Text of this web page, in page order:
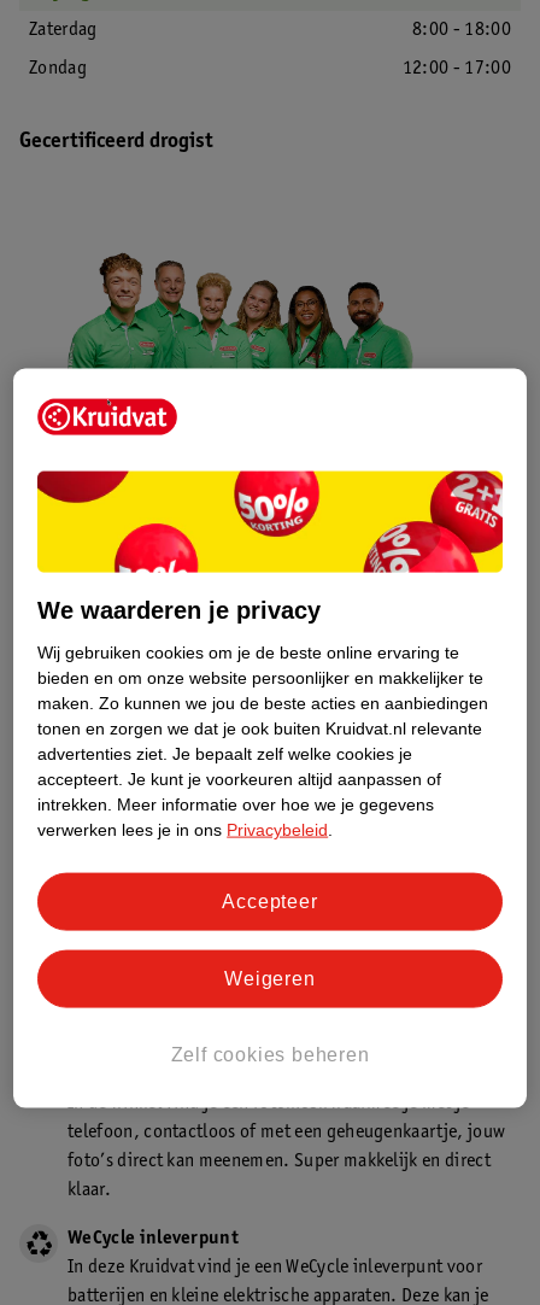
Zaterdag
8:00 - 18:00
Zondag
12:00 - 17:00
Gecertificeerd drogist
Kruidvat is een erkend specialist in
zelfzorg, ook online. Wat je
gezondheidsvraag ook is, stel hem aan
Stel je gezondheidsvraag
Ook in deze winkel
Kruidvat.nl ophaalpunt
Laat je bestelling snel en gemakkelijk bezorgen in de
Kruidvat is een gecertificeerd drogist. Dit betekent dat je
In de winkel vind je een fotokiosk waarmee je met je
telefoon, contactloos of met een geheugenkaartje, jouw
foto’s direct kan meenemen. Super makkelijk en direct
klaar.
WeCycle inleverpunt
In deze Kruidvat vind je een WeCycle inleverpunt voor
batterijen en kleine elektrische apparaten. Deze kan je
We waarderen je privacy
Wij gebruiken cookies om je de beste online ervaring te
bieden en om onze website persoonlijker en makkelijker te
maken. Zo kunnen we jou de beste acties en aanbiedingen
tonen en zorgen we dat je ook buiten Kruidvat.nl relevante
advertenties ziet. Je bepaalt zelf welke cookies je
accepteert. Je kunt je voorkeuren altijd aanpassen of
intrekken.
Meer informatie over hoe we je gegevens
verwerken lees je in ons Privacybeleid
Zelf cookies beheren
Weigeren
Accepteer